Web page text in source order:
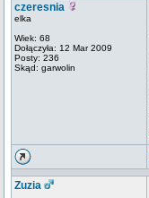
czeresnia
elka
Wiek: 68
Dołączyła: 12 Mar 2009
Posty: 236
Skąd: garwolin
Zuzia